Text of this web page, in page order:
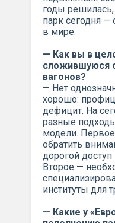
годы
парк сегодня
в мире.
— Как вы в
сложившуюся
вагонов?
— Нет
хорошо:
дефицит. На
разные
модели.
обратить
дорогой
Второе —
институты для
— Какие у